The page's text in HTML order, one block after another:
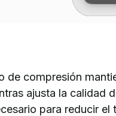
de compresión
ajusta la calidad
para reducir el